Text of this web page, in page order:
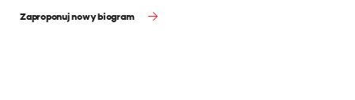
Zaproponuj nowy biogram